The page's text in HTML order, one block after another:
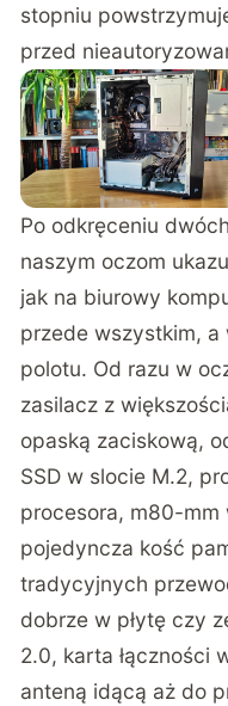
stopniu
przed
Po odkręceniu
naszym oczom
jak na biurowy
przede wszystkim,
polotu. Od razu w
zasilacz z
opaską zaciskową,
SSD w slocie M.2,
procesora, m80-
pojedyncza kość
tradycyjnych
dobrze w płytę czy
2.0, karta łączności
anteną idącą aż do